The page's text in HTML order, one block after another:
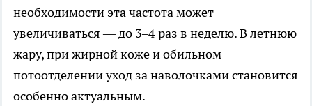
необходимости эта частота может
увеличиваться — до 3–4 раз в неделю. В летнюю
жару, при жирной коже и обильном
потоотделении уход за наволочками становится
особенно актуальным.